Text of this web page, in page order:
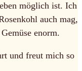
möglich ist. Ich
auch mag,
enorm.
und freut mich so